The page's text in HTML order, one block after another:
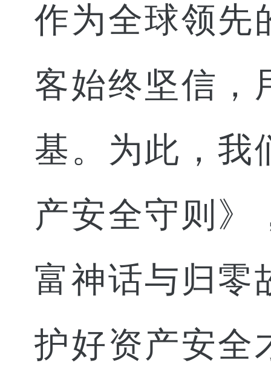
作为全球领先
客始终坚信，
基。为此，我
产安全守则》
富神话与归零
护好资产安全